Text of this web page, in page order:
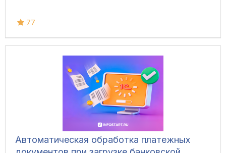
77
Автоматическая обработка платежных